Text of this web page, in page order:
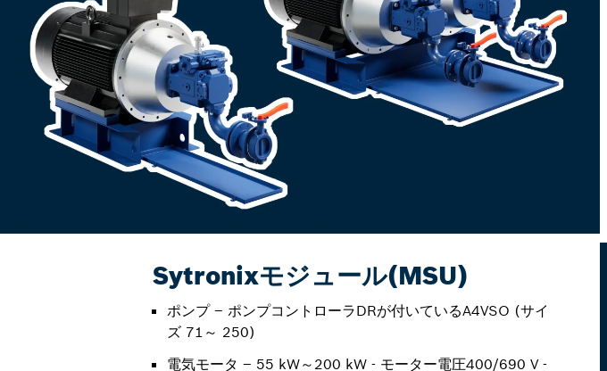
Sytronixモジュール(MSU)
ポンプ – ポンプコントローラDRが付いているA4VSO (サイ
ズ 71～ 250)
電気モータ – 55 kW～200 kW - モーター電圧400/690 V -